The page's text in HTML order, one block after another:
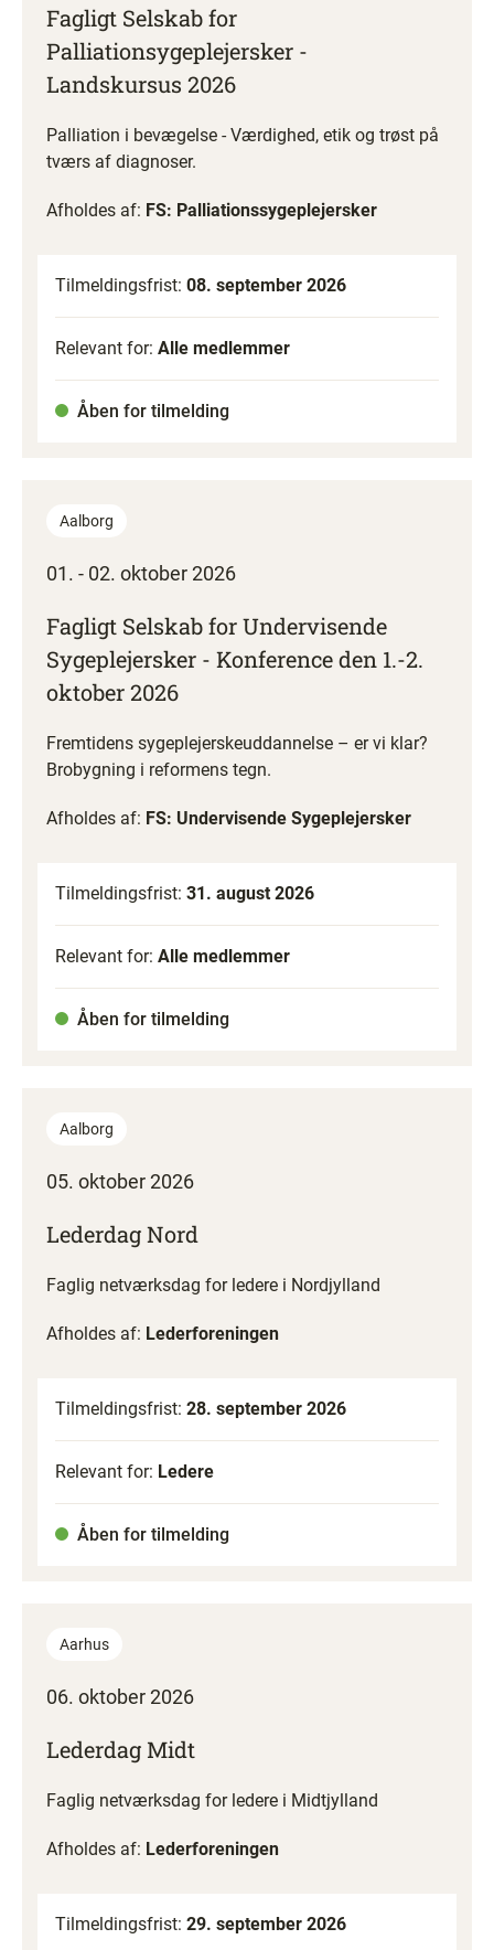
Fagligt Selskab for
Palliationsygeplejersker -
Landskursus 2026
Palliation i bevægelse - Værdighed, etik og trøst på
tværs af diagnoser.
Afholdes af: FS: Palliationssygeplejersker
Tilmeldingsfrist: 08. september 2026
Relevant for: Alle medlemmer
Åben for tilmelding
Aalborg
01. - 02. oktober 2026
Fagligt Selskab for Undervisende
Sygeplejersker - Konference den 1.-2.
oktober 2026
Fremtidens sygeplejerskeuddannelse – er vi klar?
Brobygning i reformens tegn.
Afholdes af: FS: Undervisende Sygeplejersker
Tilmeldingsfrist: 31. august 2026
Relevant for: Alle medlemmer
Åben for tilmelding
Aalborg
05. oktober 2026
Lederdag Nord
Faglig netværksdag for ledere i Nordjylland
Afholdes af: Lederforeningen
Tilmeldingsfrist: 28. september 2026
Relevant for: Ledere
Åben for tilmelding
Aarhus
06. oktober 2026
Lederdag Midt
Faglig netværksdag for ledere i Midtjylland
Afholdes af: Lederforeningen
Tilmeldingsfrist: 29. september 2026